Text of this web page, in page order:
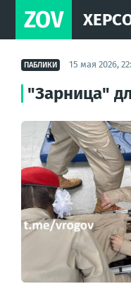
ZOV
ПАБЛИКИ 15 мая 2026,
"Зарница"